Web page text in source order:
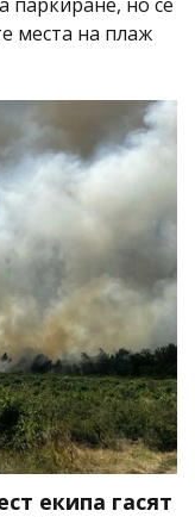
места на плаж
екипа гасят